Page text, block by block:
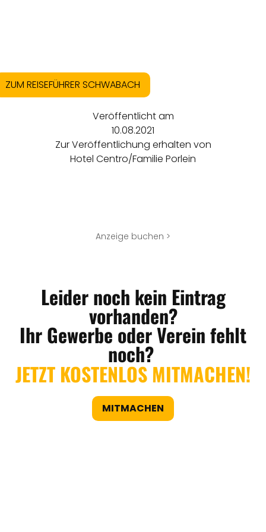
ZUM REISEFÜHRER SCHWABACH
Veröffentlicht am
10.08.2021
Zur Veröffentlichung erhalten von
Hotel Centro/Familie Porlein
Anzeige buchen >
Leider noch kein Eintrag
vorhanden?
Ihr Gewerbe oder Verein fehlt
noch?
JETZT KOSTENLOS MITMACHEN!
MITMACHEN